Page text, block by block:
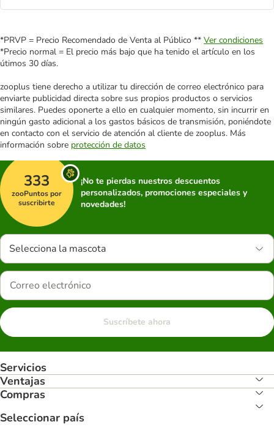
*PRVP = Precio Recomendado de Venta al Público ** Ver condiciones
*Precio normal = El precio más bajo que ha tenido el artículo en los
útimos 30 días.
zooplus tiene derecho a utilizar tu dirección de correo electrónico para
enviarte publicidad directa sobre sus propios productos o servicios
similares. Puedes oponerte a ello en cualquier momento, sin incurrir en
ningún gasto adicional a los gastos básicos de transmisión, poniéndote
en contacto con el servicio de atención al cliente de zooplus. Más
información sobre protección de datos
333
zooPuntos por
suscribirte
¡No te pierdas nuestros descuentos
personalizados, promociones especiales y
novedades!
Selecciona la mascota
Suscríbete ahora
Servicios
Ventajas
Compras
Seleccionar país